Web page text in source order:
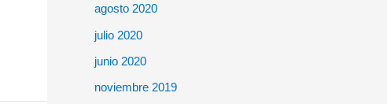
agosto 2020
julio 2020
junio 2020
noviembre 2019